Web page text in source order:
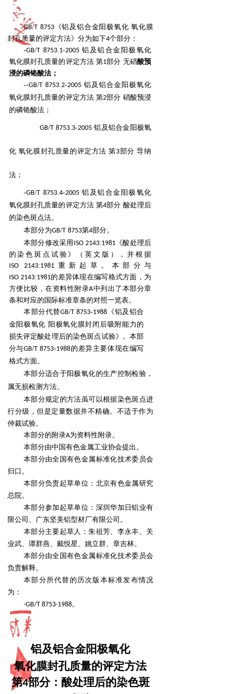
GB/T 8753《铝及铝合金阳极氧化 氧化膜
封孔质量的评定方法》分为如下4个部分：
-GB/T 8753.1-2005铝及铝合金阳极氧化
氧化膜封孔质量的评定方法 第1部分 无硝酸预
浸的磷铬酸法；
--GB/T 8753.2-2005 铝及铝合金阳极氧化
氧化膜封孔质量的评定方法 第2部分 硝酸预浸
的磷铬酸法；
GB/T 8753.3-2005 铝及铝合金阳极氧
化 氧化膜封孔质量的评定方法 第3部分 导纳
法；
-GB/T 8753.4-2005铝及铝合金阳极氧化
氧化膜封孔质量的评定方法 第4部分 酸处理后
的染色斑点法。
本部分为GB/T 8753第4部分。
本部分修改采用 ISO 2143:1981《酸处理后
的染色斑点试验》（英文版），并根据
ISO
2143:1981 重 新起草。本部分与
ISO 2143:1981的差异体现在编写格式方面，为
方便比较，在资料性附录A中列出 了本部分章
条和对应的国际标准章条的对照一览表。
本部分代替GB/T 8753-1988 《铝及铝合
金阳极氧化 阳极氧化膜封闭后吸附能力的
损失评定酸处理后的染色斑点试验》。本部
分与GB/T 8753-1988的差异主要体现在编写
格式方面。
本部分适合于阳极氧化的生产控制检验，
属无损检测方法。
本部分规定的方法虽可以根据染色斑点进
行分级，但是定量数据并不精确。不适于作为
仲裁试验。
本部分的附录A为资料性附录。
本部分由中国有色金属工业协会提出。
本部分由全国有色金属标准化技术委员会
归口。
本部分负责起草单位：北京有色金属研究
总院。
本部分参加起草单位：深圳华加日铝业有
限公司、广东坚美铝型材厂有限公司。
本部分主要起草人：朱祖芳、李永丰、关
业武、谭群燕、戴悦星、姚立群、章吉林。
本部分由全国有色金属标准化技术委员会
负责解释。
本部分所代替的历次版本标准发布情况
为：
-GB/T 8753-1988。
铝及铝合金阳极氧化
氧化膜封孔质量的评定方法
第4部分：酸处理后的染色斑